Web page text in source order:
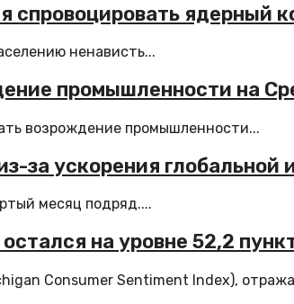
спровоцировать ядерный
ненависть...
промышленности на
возрождение промышленности...
за ускорения глобальной
месяц подряд....
на уровне 52,2
Consumer Sentiment Index),